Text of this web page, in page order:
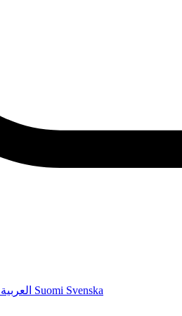
Suomi Svenska